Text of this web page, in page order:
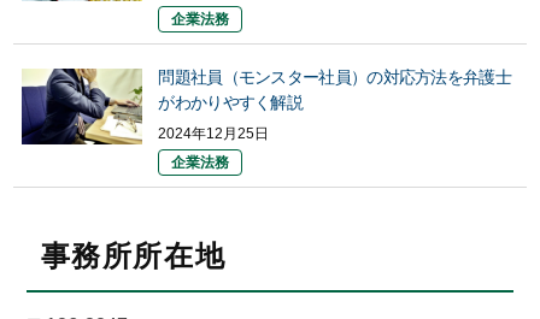
企業法務
問題社員（モンスター社員）の対応方法を弁護士
がわかりやすく解説
2024年12月25日
企業法務
事務所所在地